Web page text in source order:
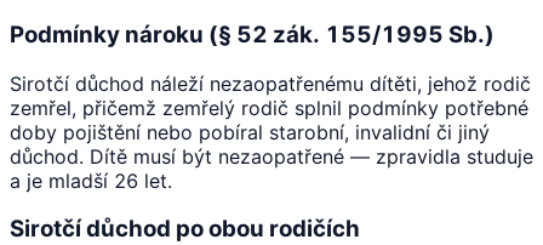
Podmínky nároku (§ 52 zák. 155/1995 Sb.)
Sirotčí důchod náleží nezaopatřenému dítěti, jehož rodič
zemřel, přičemž zemřelý rodič splnil podmínky potřebné
doby pojištění nebo pobíral starobní, invalidní či jiný
důchod. Dítě musí být nezaopatřené — zpravidla studuje
a je mladší 26 let.
Sirotčí důchod po obou rodičích